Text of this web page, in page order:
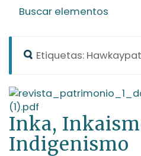
Buscar elementos
Etiquetas:
Inka,
Indigenismo